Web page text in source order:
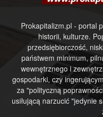
Prokapitalizm.pl - portal
historii, kulturze.
przedsiębiorczość,
państwem minimum,
wewnętrznego i
gospodarki, czy
za "polityczną
usiłującą narzucić "jedynie